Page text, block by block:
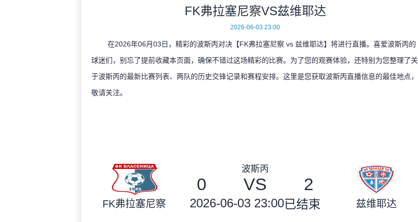
FK弗拉塞尼察VS兹维耶达
2026-06-03 23:00
在2026年06月03日，精彩的波斯丙对决【FK弗拉塞尼察 vs 兹维耶达】将进行直播。喜爱波斯丙的
球迷们，别忘了提前收藏本页面，确保不错过这场精彩的比赛。为了您的观赛体验，还特别为您整理了关
于波斯丙的最新比赛列表、两队的历史交锋记录和赛程安排。这里是您获取波斯丙直播信息的最佳地点，
敬请关注。
FK弗拉塞尼察
波斯丙
0 VS 2
2026-06-03 23:00已结束 兹维耶达